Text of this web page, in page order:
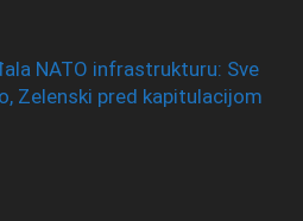
NATO infrastrukturu: Sve
Zelenski pred kapitulacijom